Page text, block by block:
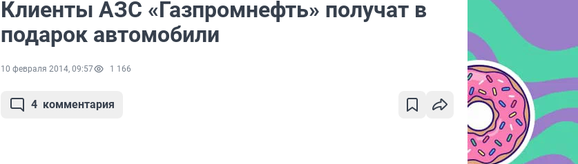
Клиенты АЗС «Газпромнефть» получат в
подарок автомобили
10 февраля 2014, 09:57 1 166
4 комментария